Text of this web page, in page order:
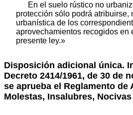
En el suelo rústico no
protección sólo podrá atribuirse,
urbanística de los
aprovechamientos recogidos en
presente ley.»
Disposición adicional única.
Decreto 2414/1961, de 30 de
se aprueba el Reglamento de
Molestas, Insalubres,